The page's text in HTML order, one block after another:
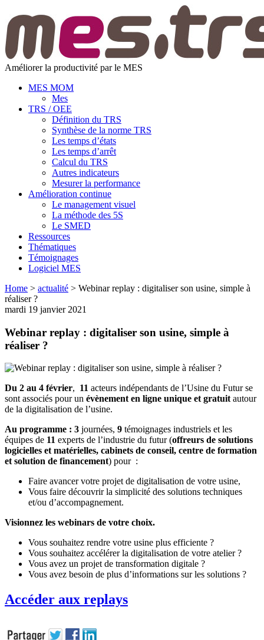
Améliorer la productivité par le MES
MES MOM
Mes
TRS / OEE
Définition du TRS
Synthèse de la norme TRS
Les temps d’états
Les temps d’arrêt
Calcul du TRS
Autres indicateurs
Mesurer la performance
Amélioration continue
Le management visuel
La méthode des 5S
Le SMED
Ressources
Thématiques
Témoignages
Logiciel MES
Home > actualité > Webinar replay : digitaliser son usine, simple à
réaliser ?
mardi 19 janvier 2021
Webinar replay : digitaliser son usine, simple à
réaliser ?
Du 2 au 4 février, 11 acteurs indépendants de l’Usine du Futur se
sont associés pour un évènement en ligne unique et gratuitautour
de la digitalisation de l’usine.
Au programme : 3 journées, 9 témoignages industriels et les
équipes de 11 experts de l’industrie du futur (offreurs de solutions
logicielles et matérielles, cabinets de conseil, centre de formation
et solution de financement) pour :
Faire avancer votre projet de digitalisation de votre usine,
Vous faire découvrir la simplicité des solutions techniques
et/ou d’accompagnement.
Visionnez les webinars de votre choix.
Vous souhaitez rendre votre usine plus efficiente ?
Vous souhaitez accélérer la digitalisation de votre atelier ?
Vous avez un projet de transformation digitale ?
Vous avez besoin de plus d’informations sur les solutions ?
Accéder aux replays